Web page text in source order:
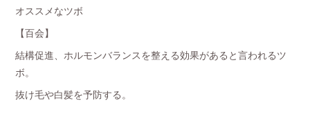
オススメなツボ
【百会】
結構促進、ホルモンバランスを整える効果があると言われるツ
ボ。
抜け毛や白髪を予防する。